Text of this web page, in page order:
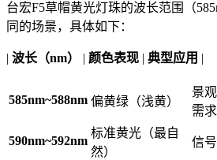
台宏F5草帽黄光灯珠的波长范围（
同的场景，具体如下：
| 波长（nm） | 颜色表现 | 典型应用 |
585nm~588nm 偏黄绿（浅黄）
景
需求
590nm~592nm
标准黄光（最自
然）
信